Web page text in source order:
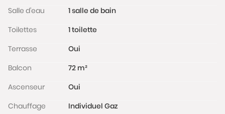
Salle d'eau
1 salle de bain
Toilettes
1 toilette
Terrasse
Oui
Balcon
72 m²
Ascenseur
Oui
Chauffage
Individuel Gaz